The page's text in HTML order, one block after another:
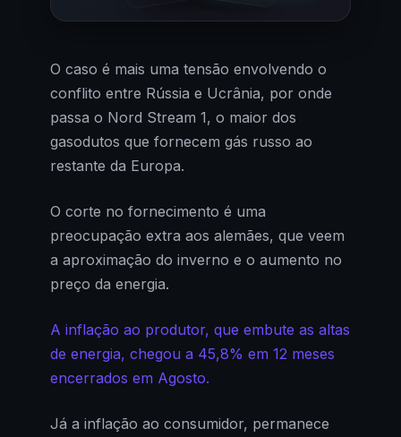
O caso é mais uma tensão envolvendo o
conflito entre Rússia e Ucrânia, por onde
passa o Nord Stream 1, o maior dos
gasodutos que fornecem gás russo ao
restante da Europa.
O corte no fornecimento é uma
preocupação extra aos alemães, que veem
a aproximação do inverno e o aumento no
preço da energia.
A inflação ao produtor, que embute as altas
de energia, chegou a 45,8% em 12 meses
encerrados em Agosto.
Já a inflação ao consumidor, permanece